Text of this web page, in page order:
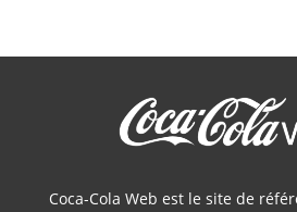
Coca-Cola Web est le site de